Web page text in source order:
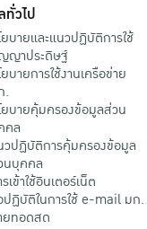
ทั่วไป
ยบายและแนวปฏิบัติการใช้
ญาประดิษฐ์
บายการใช้งานเครือข่าย
.
ยบายคุ้มครองข้อมูลส่วน
คล
วปฏิบัติการคุ้มครองข้อมูล
นบุคคล
เข้าใช้อินเตอร์เน็ต
ฏิบัติในการใช้ e-mail มก.
ยทอดสด